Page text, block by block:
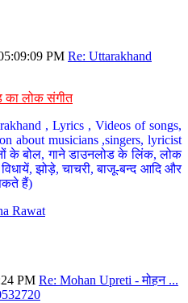
PM Re: Uttarakhand
का लोक संगीत
, Lyrics , Videos of songs,
about musicians ,singers, lyricist
के बोल, गाने डाउनलोड के लिंक, लोक
झोड़े, चाचरी, बाजू-बन्द आदि और
हैं)
Rawat
PM Re: Mohan Upreti - मोहन ...